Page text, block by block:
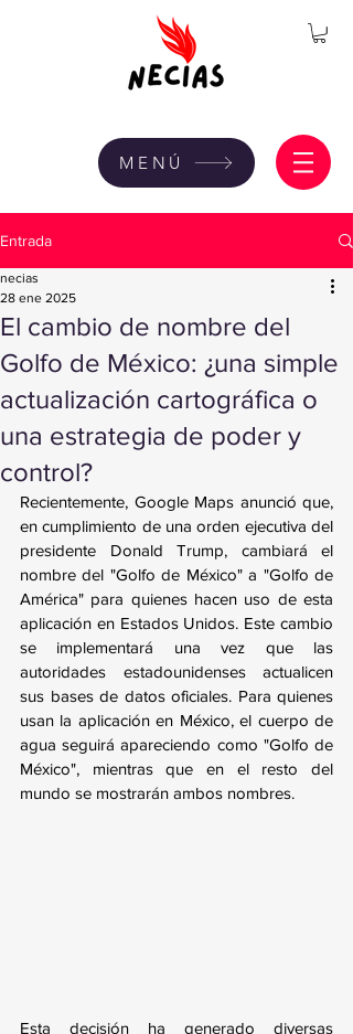
MENÚ
Entrada
El cambio de nombre del
Golfo de México: ¿una simple
actualización cartográfica o
una estrategia de poder y
control?
necias
28 ene 2025
Recientemente, Google Maps anunció que,
en cumplimiento de una orden ejecutiva del
presidente Donald Trump, cambiará el
nombre del "Golfo de México" a "Golfo de
América" para quienes hacen uso de esta
aplicación en Estados Unidos. Este cambio
se implementará una vez que las
autoridades estadounidenses actualicen
sus bases de datos oficiales. Para quienes
usan la aplicación en México, el cuerpo de
agua seguirá apareciendo como "Golfo de
México", mientras que en el resto del
mundo se mostrarán ambos nombres.
Esta decisión ha generado diversas